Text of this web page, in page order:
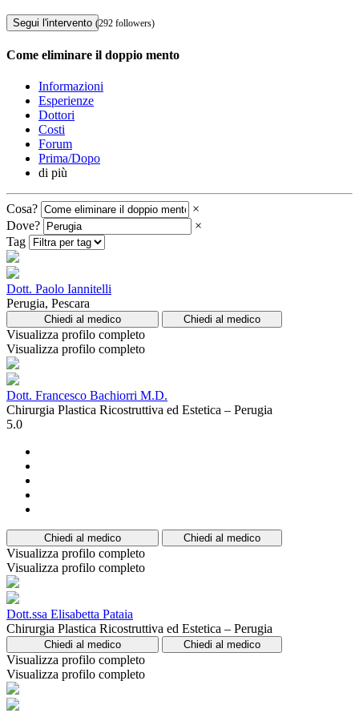
Segui l'intervento (292 followers)
Come eliminare il doppio mento
Informazioni
Esperienze
Dottori
Costi
Forum
Prima/Dopo
di più
Cosa?
×
Dove?
×
Tag
Dott. Paolo Iannitelli
Perugia, Pescara
Chiedi al medico Chiedi al medico
Visualizza profilo completo
Visualizza profilo completo
Dott. Francesco Bachiorri M.D.
Chirurgia Plastica Ricostruttiva ed Estetica – Perugia
5.0
Chiedi al medico Chiedi al medico
Visualizza profilo completo
Visualizza profilo completo
Dott.ssa Elisabetta Pataia
Chirurgia Plastica Ricostruttiva ed Estetica – Perugia
Chiedi al medico Chiedi al medico
Visualizza profilo completo
Visualizza profilo completo